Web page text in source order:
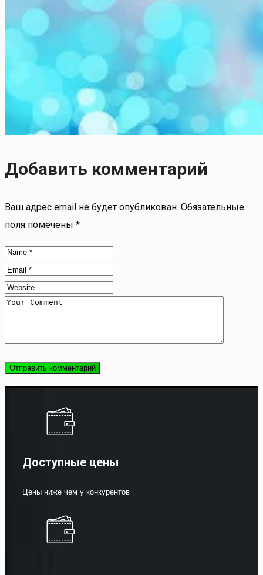
Добавить комментарий
Ваш адрес email не будет опубликован. Обязательные
поля помечены *
Доступные цены
Цены ниже чем у конкурентов